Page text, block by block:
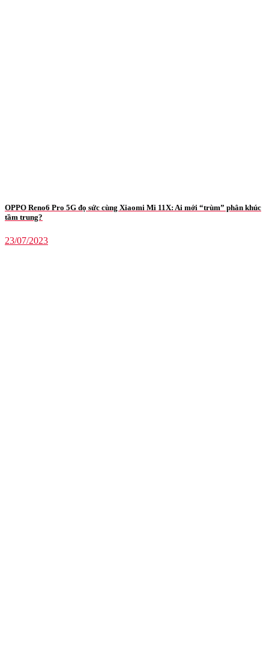
OPPO Reno6 Pro 5G đọ sức cùng Xiaomi Mi 11X: Ai mới “trùm” phân khúc
tầm trung?
23/07/2023